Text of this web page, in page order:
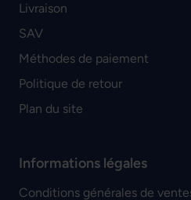
Livraison
SAV
Méthodes de paiement
Politique de retour
Plan du site
Informations légales
Conditions générales de